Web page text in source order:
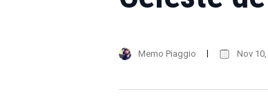
Memo Piaggio Nov